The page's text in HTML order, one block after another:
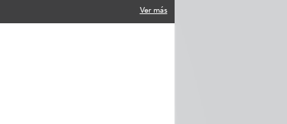
Ver más